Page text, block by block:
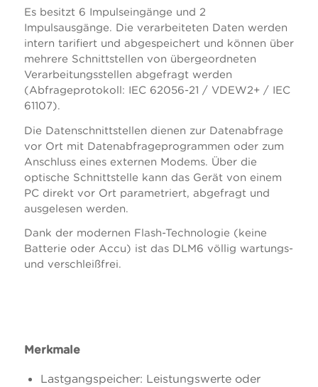
Es besitzt 6 Impulseingänge und 2
Impulsausgänge. Die verarbeiteten Daten werden
intern tarifiert und abgespeichert und können über
mehrere Schnittstellen von übergeordneten
Verarbeitungsstellen abgefragt werden
(Abfrageprotokoll: IEC 62056-21 / VDEW2+ / IEC
61107).
Die Datenschnittstellen dienen zur Datenabfrage
vor Ort mit Datenabfrageprogrammen oder zum
Anschluss eines externen Modems. Über die
optische Schnittstelle kann das Gerät von einem
PC direkt vor Ort parametriert, abgefragt und
ausgelesen werden.
Dank der modernen Flash-Technologie (keine
Batterie oder Accu) ist das DLM6 völlig wartungs-
und verschleißfrei.
Merkmale
Lastgangspeicher: Leistungswerte oder